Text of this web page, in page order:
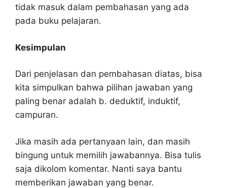
tidak masuk dalam pembahasan yang ada
pada buku pelajaran.
Kesimpulan
Dari penjelasan dan pembahasan diatas, bisa
kita simpulkan bahwa pilihan jawaban yang
paling benar adalah b. deduktif, induktif,
campuran.
Jika masih ada pertanyaan lain, dan masih
bingung untuk memilih jawabannya. Bisa tulis
saja dikolom komentar. Nanti saya bantu
memberikan jawaban yang benar.